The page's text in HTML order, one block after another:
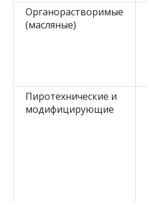
Органорастворимые
(масляные)
Пиротехнические и
модифицирующие